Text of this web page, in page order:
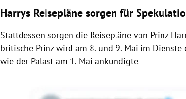
Harrys Reisepläne sorgen für
Stattdessen sorgen die Reisepläne von Prinz
britische Prinzwird am 8. und 9. Mai im Dienste
wie der Palast am 1. Mai ankündigte.